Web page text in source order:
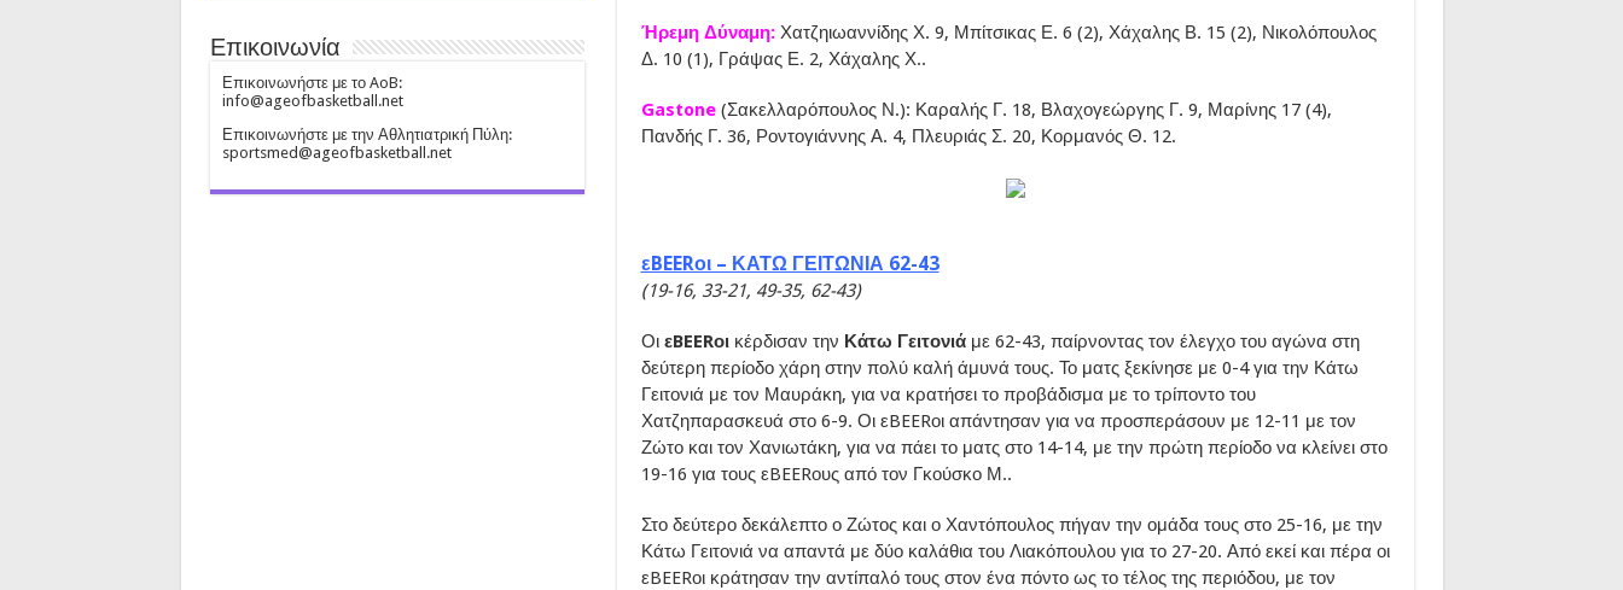
Ήρεμη Δύναμη:Χατζηιωαννίδης Χ. 9, Μπίτσικας Ε. 6 (2), Χάχαλης Β. 15 (2), Νικολόπουλος
Δ. 10 (1), Γράψας Ε. 2, Χάχαλης Χ..
Gastone(Σακελλαρόπουλος Ν.): Καραλής Γ. 18, Βλαχογεώργης Γ. 9, Μαρίνης 17 (4),
Πανδής Γ. 36, Ροντογιάννης Α. 4, Πλευριάς Σ. 20, Κορμανός Θ. 12.
εBEERοι – ΚΑΤΩ ΓΕΙΤΩΝΙΑ 62-43
(19-16, 33-21, 49-35, 62-43)
Οι εBEERοι κέρδισαν την Κάτω Γειτονιά με 62-43, παίρνοντας τον έλεγχο του αγώνα στη
δεύτερη περίοδο χάρη στην πολύ καλή άμυνά τους. Το ματς ξεκίνησε με 0-4 για την Κάτω
Γειτονιά με τον Μαυράκη, για να κρατήσει το προβάδισμα με το τρίποντο του
Χατζηπαρασκευά στο 6-9. Οι εBEERοι απάντησαν για να προσπεράσουν με 12-11 με τον
Ζώτο και τον Χανιωτάκη, για να πάει το ματς στο 14-14, με την πρώτη περίοδο να κλείνει στο
19-16 για τους εBEERους από τον Γκούσκο Μ..
Στο δεύτερο δεκάλεπτο ο Ζώτος και ο Χαντόπουλος πήγαν την ομάδα τους στο 25-16, με την
Κάτω Γειτονιά να απαντά με δύο καλάθια του Λιακόπουλου για το 27-20. Από εκεί και πέρα οι
εBEERοι κράτησαν την αντίπαλό τους στον ένα πόντο ως το τέλος της περιόδου, με τον
Επικοινωνία
Επικοινωνήστε με το AoB:
info@ageofbasketball.net
Επικοινωνήστε με την Αθλητιατρική Πύλη:
sportsmed@ageofbasketball.net